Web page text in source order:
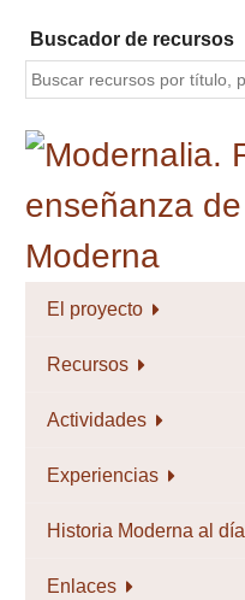
contenido
principal
Buscador de recursos
El proyecto
Recursos
Actividades
Experiencias
Historia Moderna al día
Enlaces